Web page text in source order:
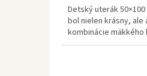
Detský uterák
bol nielen krásny,
kombinácie